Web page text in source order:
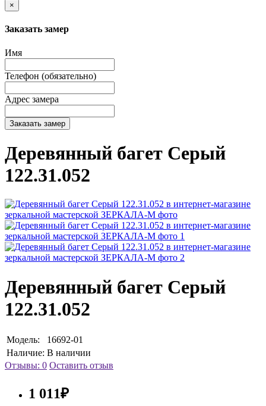
×
Заказать замер
Имя
Телефон (обязательно)
Адрес замера
Заказать замер
Деревянный багет Серый
122.31.052
Деревянный багет Серый
122.31.052
Модель:
16692-01
Наличие: В наличии
Отзывы: 0 Оставить отзыв
1 011₽